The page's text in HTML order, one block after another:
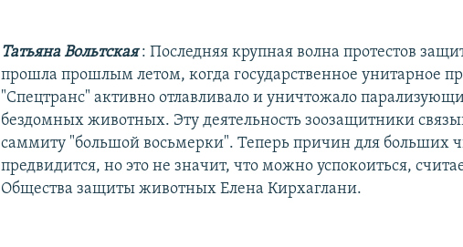
Татьяна Вольтская: Последняя крупная волна протестов
прошла прошлым летом, когда государственное унитарное
"Спецтранс" активно отлавливало и уничтожало
бездомных животных. Эту деятельность зоозащитники
саммиту "большой восьмерки". Теперь причин для больших
предвидится, но это не значит, что можно успокоиться,
Общества защиты животных Елена Кирхаглани.